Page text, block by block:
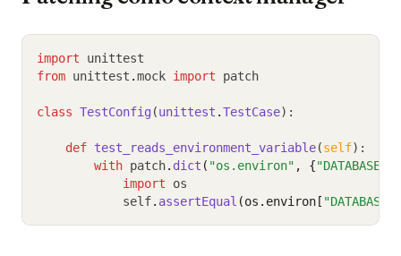
import unittest
from unittest .mock import patch
class TestConfig (unittest .TestCase):
def test_reads_environment_variable(self):
with patch. dict ( "os.environ" , {
import os
            self
. assertEqual (os.environ[